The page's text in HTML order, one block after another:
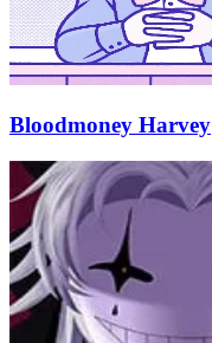
Bloodmoney Harvey